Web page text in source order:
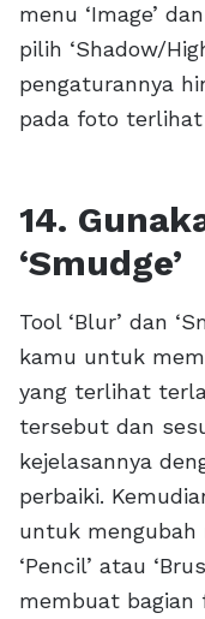
menu ‘Image’
pilih ‘Shadow/
pengaturannya
pada foto
14.
‘Smudge’
Tool ‘Blur’ dan
kamu untuk
yang terlihat
tersebut dan
kejelasannya
perbaiki.
untuk
‘Pencil’ atau
membuat